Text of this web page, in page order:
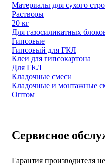
Материалы для сухого
Растворы
20 кг
Для газосиликатных
Гипсовые
Гипсовый для ГКЛ
Клеи для гипсокартона
Для ГКЛ
Кладочные смеси
Кладочные и монтажные
Оптом
Сервисное
Гарантия производителя